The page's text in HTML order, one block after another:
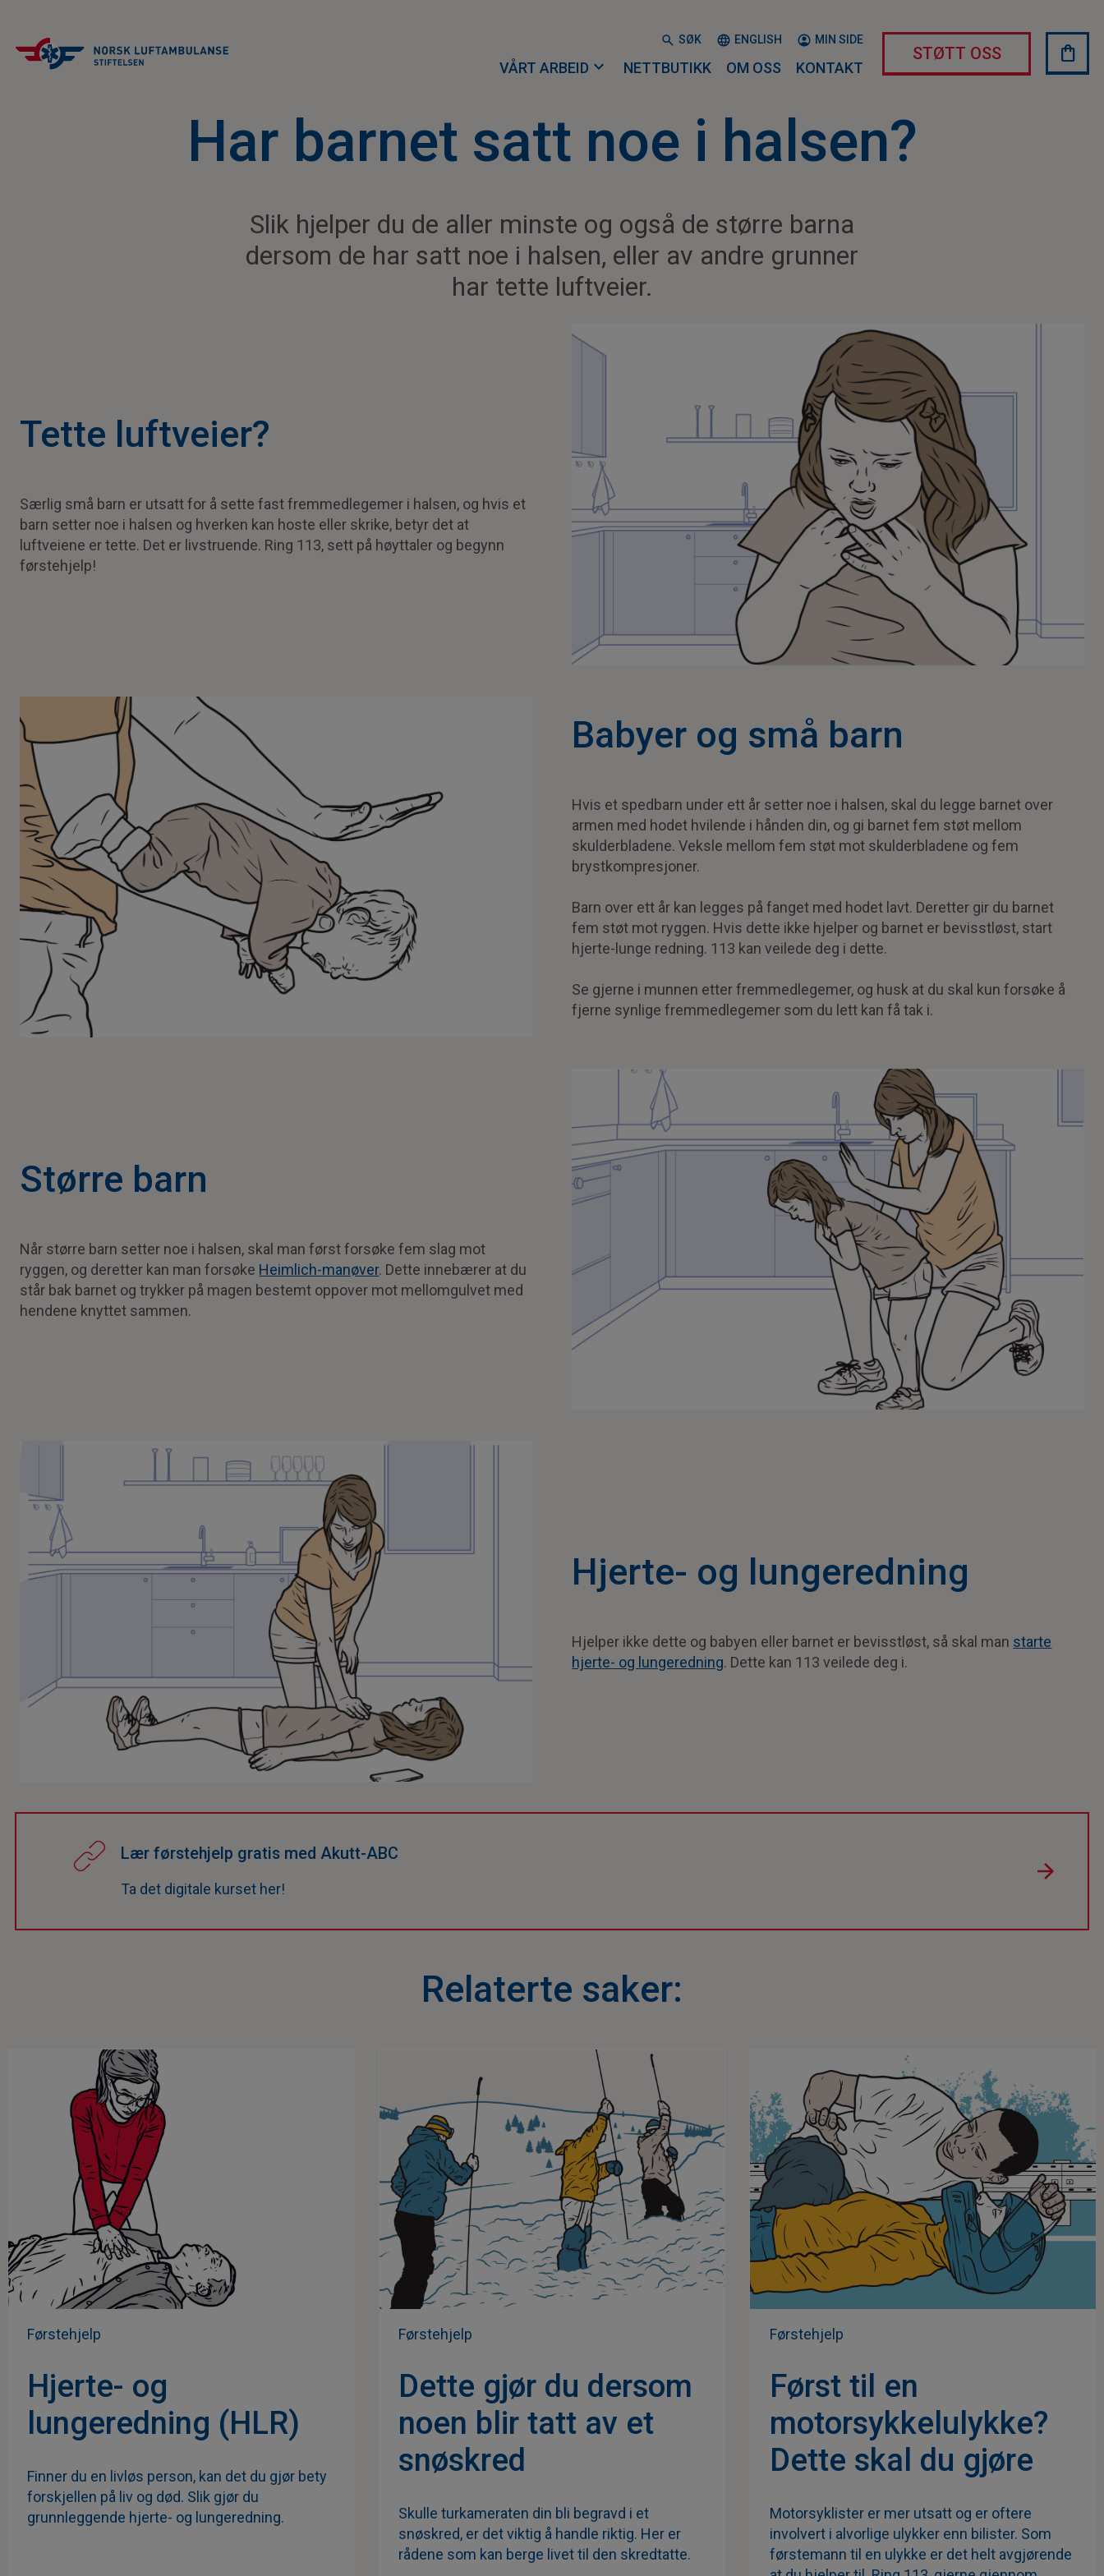
SØK ENGLISH MIN SIDE
VÅRT ARBEID expand_more NETTBUTIKK OM OSS KONTAKT
STØTT OSS shopping_bag
Har barnet satt noe i halsen?
Slik hjelper du de aller minste og også de større barna
dersom de har satt noe i halsen, eller av andre grunner
har tette luftveier.
Tette luftveier?
Særlig små barn er utsatt for å sette fast fremmedlegemer i halsen, og hvis et
barn setter noe i halsen og hverken kan hoste eller skrike, betyr det at
luftveiene er tette. Det er livstruende. Ring 113, sett på høyttaler og begynn
førstehjelp!
Babyer og små barn
Hvis et spedbarn under ett år setter noe i halsen, skal du legge barnet over
armen med hodet hvilende i hånden din, og gi barnet fem støt mellom
skulderbladene. Veksle mellom fem støt mot skulderbladene og fem
brystkompresjoner.
Barn over ett år kan legges på fanget med hodet lavt. Deretter gir du barnet
fem støt mot ryggen. Hvis dette ikke hjelper og barnet er bevisstløst, start
hjerte-lunge redning. 113 kan veilede deg i dette.
Se gjerne i munnen etter fremmedlegemer, og husk at du skal kun forsøke å
fjerne synlige fremmedlegemer som du lett kan få tak i.
Større barn
Når større barn setter noe i halsen, skal man først forsøke fem slag mot
ryggen, og deretter kan man forsøke Heimlich-manøver. Dette innebærer at du
står bak barnet og trykker på magen bestemt oppover mot mellomgulvet med
hendene knyttet sammen.
Hjerte- og lungeredning
Hjelper ikke dette og babyen eller barnet er bevisstløst, så skal man starte
hjerte- og lungeredning. Dette kan 113 veilede deg i.
Lær førstehjelp gratis med Akutt-ABC
Ta det digitale kurset her!
Relaterte saker:
Førstehjelp
Hjerte- og
lungeredning (HLR)
Finner du en livløs person, kan det du gjør bety
forskjellen på liv og død. Slik gjør du
grunnleggende hjerte- og lungeredning.
Førstehjelp
Dette gjør du dersom
noen blir tatt av et
snøskred
Skulle turkameraten din bli begravd i et
snøskred, er det viktig å handle riktig. Her er
rådene som kan berge livet til den skredtatte.
Førstehjelp
Først til en
motorsykkelulykke?
Dette skal du gjøre
Motorsyklister er mer utsatt og er oftere
involvert i alvorlige ulykker enn bilister. Som
førstemann til en ulykke er det helt avgjørende